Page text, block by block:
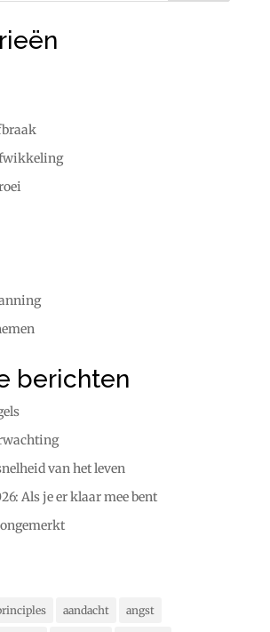
berichten
van het leven
Als je er klaar mee bent
aandacht angst